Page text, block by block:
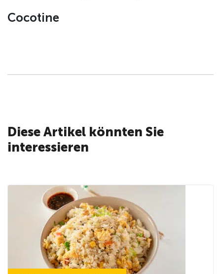
Cocotine
Diese Artikel könnten Sie
interessieren